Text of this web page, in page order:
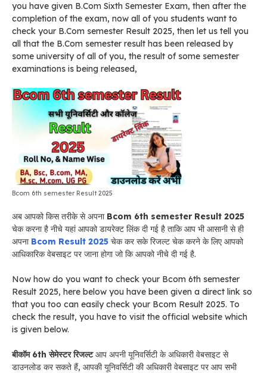
you have given B.Com Sixth Semester Exam, then after the
completion of the exam, now all of you students want to
check your B.Com semester Result 2025, then let us tell you
all that the B.Com semester result has been released by
some university of all of you, the result of some semester
examinations is being released,
Bcom 6th semester Result 2025
अब आपको किस तरीके से अपना Bcom 6th semester Result 2025
चेक करना है नीचे यहां आपको डायरेक्ट लिंक दी गई है ताकि आप भी आसानी से ही
अपना Bcom Result 2025 चेक कर सके रिजल्ट चेक करने के लिए आपको
आधिकारिक वेबसाइट पर जाना होगा जो कि आपको नीचे दी गई है.
Now how do you want to check your Bcom 6th semester
Result 2025, here below you have been given a direct link so
that you too can easily check your Bcom Result 2025. To
check the result, you have to visit the official website which
is given below.
बीकॉम 6th सेमेस्टर रिजल्टआप अपनी यूनिवर्सिटी के अधिकारी वेबसाइट से
डाउनलोड कर सकते हैं, आपकी यूनिवर्सिटी की अधिकारी वेबसाइट पर आप सभी